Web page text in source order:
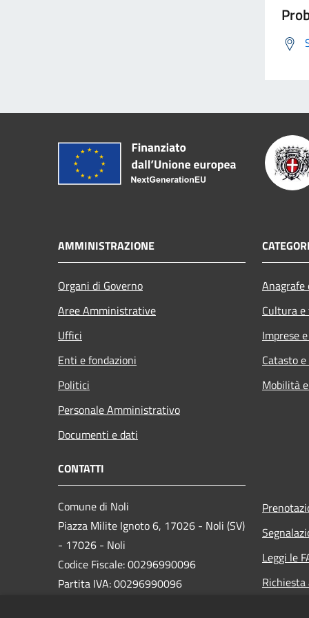
AMMINISTRAZIONE
Organi di Governo
Aree Amministrative
Uffici
Enti e fondazioni
Politici
Personale Amministrativo
Documenti e dati
Cultura
Imprese
Catasto
Mobilità
CONTATTI
Comune di Noli
Piazza Milite Ignoto 6, 17026 - Noli (SV)
- 17026 - Noli
Codice Fiscale: 00296990096
Partita IVA: 00296990096
Leggi le